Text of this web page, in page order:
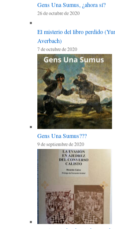
Gens Una Sumus, ¿ahora sí?
26 de octubre de 2020
El misterio del libro perdido
Averbach)
7 de octubre de 2020
Gens Una Sumus???
9 de septiembre de 2020